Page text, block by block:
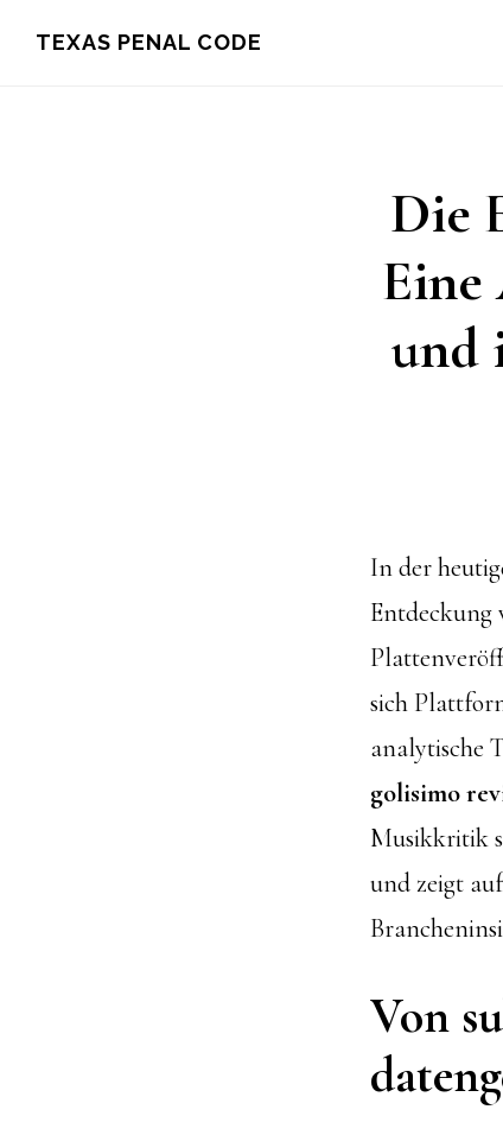
TEXAS PENAL CODE
Die
Eine
und
In der
sich
analytische
golisimo
Musikkritik
und zeigt
Von